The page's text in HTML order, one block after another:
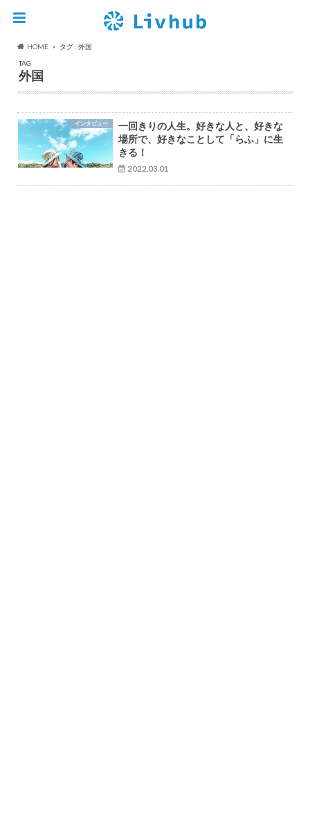
HOME
タグ : 外国
TAG
外国
インタビュー
一回きりの人生。好きな人と、好きな
場所で、好きなことして「らふ」に生
きる！
2022.03.01